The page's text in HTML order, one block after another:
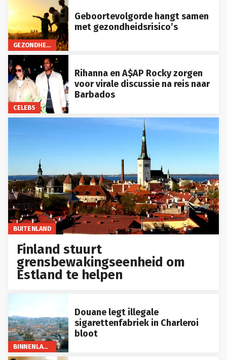
GEZONDHEID
Geboortevolgorde hangt samen
met gezondheidsrisico’s
CELEBS
Rihanna en A$AP Rocky zorgen
voor virale discussie na reis naar
Barbados
BUITENLAND
Finland stuurt
grensbewakingseenheid om
Estland te helpen
BINNENLAND
Douane legt illegale
sigarettenfabriek in Charleroi
bloot